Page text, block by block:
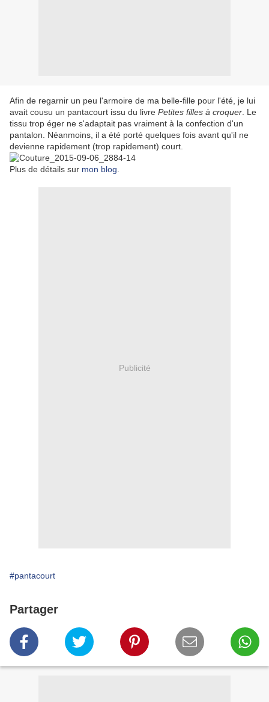
Afin de regarnir un peu l'armoire de ma belle-fille pour l'été, je lui
avait cousu un pantacourt issu du livre Petites filles à croquer . Le
tissu trop éger ne s'adaptait pas vraiment à la confection d'un
pantalon. Néanmoins, il a été porté quelques fois avant qu'il ne
devienne rapidement (trop rapidement) court.
Plus de détails sur mon blog
Publicité
#pantacourt
Partager